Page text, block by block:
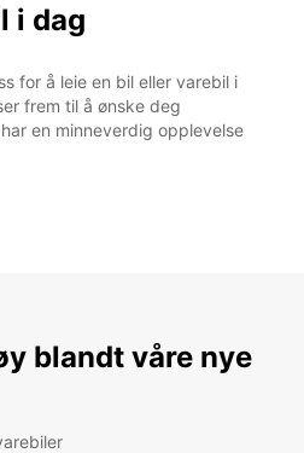
i dag
for å leie en bil eller varebil i
frem til å ønske deg
en minneverdig opplevelse
blandt våre nye